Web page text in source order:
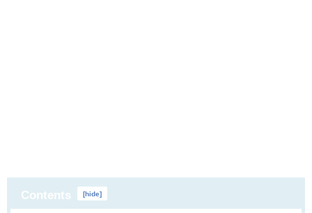
Contents [hide]